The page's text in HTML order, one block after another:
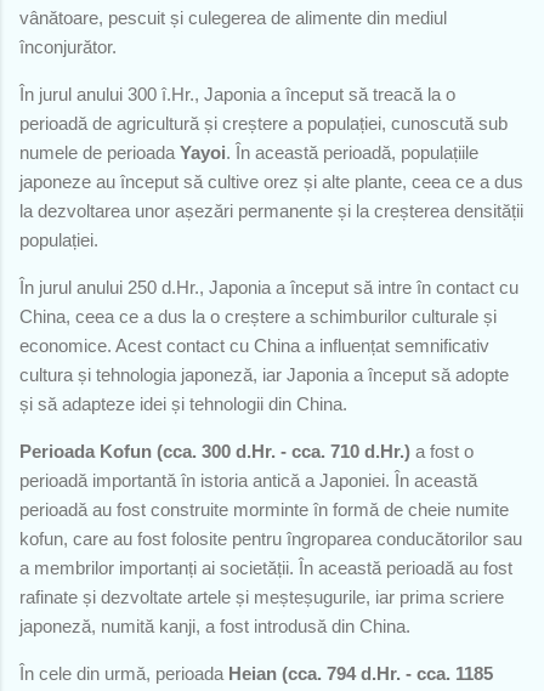
vânătoare, pescuit și culegerea de alimente din mediul
înconjurător.
În jurul anului 300 î.Hr., Japonia a început să treacă la o
perioadă de agricultură și creștere a populației, cunoscută sub
numele de perioada Yayoi. În această perioadă, populațiile
japoneze au început să cultive orez și alte plante, ceea ce a dus
la dezvoltarea unor așezări permanente și la creșterea densității
populației.
În jurul anului 250 d.Hr., Japonia a început să intre în contact cu
China, ceea ce a dus la o creștere a schimburilor culturale și
economice. Acest contact cu China a influențat semnificativ
cultura și tehnologia japoneză, iar Japonia a început să adopte
și să adapteze idei și tehnologii din China.
Perioada Kofun (cca. 300 d.Hr. - cca. 710 d.Hr.) a fost o
perioadă importantă în istoria antică a Japoniei. În această
perioadă au fost construite morminte în formă de cheie numite
kofun, care au fost folosite pentru îngroparea conducătorilor sau
a membrilor importanți ai societății. În această perioadă au fost
rafinate și dezvoltate artele și meșteșugurile, iar prima scriere
japoneză, numită kanji, a fost introdusă din China.
În cele din urmă, perioada Heian (cca. 794 d.Hr. - cca. 1185